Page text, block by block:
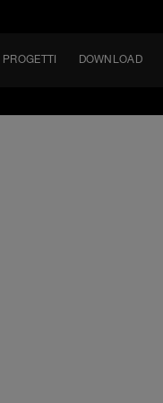
PROGETTI DOWNLOAD